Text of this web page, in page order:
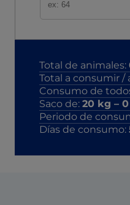
Total de animales:
Total a consumir /
Consumo de
Saco de: 20 kg – 0
Periodo de
Días de consumo: